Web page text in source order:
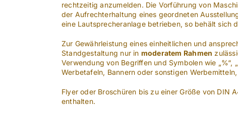
rechtzeitig anzumelden. Die Vorführung von
der Aufrechterhaltung eines geordneten
eine Lautsprecheranlage betrieben, so behält sich
Zur Gewährleistung eines einheitlichen und
Standgestaltung nur in moderatem Rahmen
Verwendung von Begriffen und Symbolen wie „%“,
Werbetafeln, Bannern oder sonstigen
Flyer oder Broschüren bis zu einer Größe von DIN
enthalten.